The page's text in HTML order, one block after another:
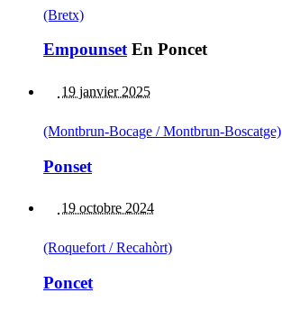
(Bretx)
EmpounsetEn Poncet
19 janvier 2025
(Montbrun-Bocage / Montbrun-Boscatge)
Ponset
19 octobre 2024
(Roquefort / Recahòrt)
Poncet